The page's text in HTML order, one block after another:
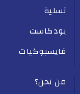
تسلية
بودكاست
فايسبوكيات
من نحن؟